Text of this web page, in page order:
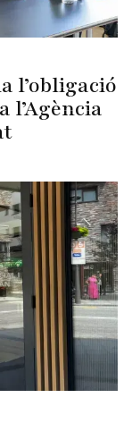
l’obligació
l’Agència